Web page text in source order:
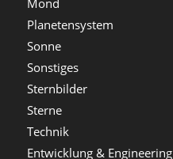
Mond
Planetensystem
Sonne
Sonstiges
Sternbilder
Sterne
Technik
Entwicklung & Engineering